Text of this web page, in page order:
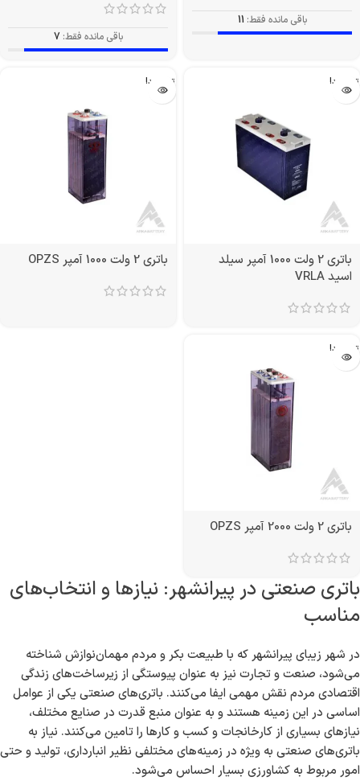
باقی مانده فقط: 11
باقی مانده فقط: 7
تمام شد!
باتری 2 ولت 1000 آمپر سیلد
اسید VRLA
تمام شد!
باتری 2 ولت 1000 آمپر OPZS
تمام شد!
باتری 2 ولت 2000 آمپر OPZS
باتری صنعتی در پیرانشهر: نیازها و انتخاب‌های
مناسب
در شهر زیبای پیرانشهر که با طبیعت بکر و مردم مهمان‌نوازش شناخته
می‌شود، صنعت و تجارت نیز به عنوان پیوستگی از زیرساخت‌های زندگی
اقتصادی مردم نقش مهمی ایفا می‌کنند. باتری‌های صنعتی یکی از عوامل
اساسی در این زمینه هستند و به عنوان منبع قدرت در صنایع مختلف،
نیازهای بسیاری از کارخانجات و کسب و کارها را تامین می‌کنند. نیاز به
باتری‌های صنعتی به ویژه در زمینه‌های مختلفی نظیر انبارداری، تولید و حتی
امور مربوط به کشاورزی بسیار احساس می‌شود.